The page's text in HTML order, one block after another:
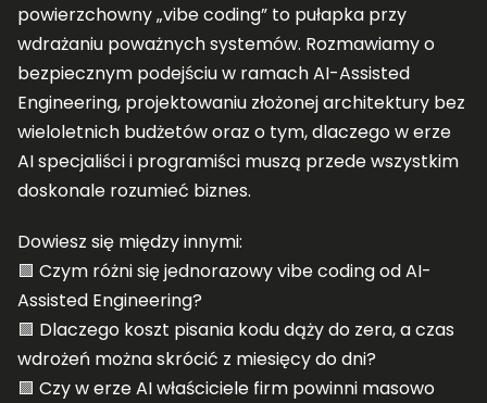
powierzchowny „vibe coding” to pułapka przy
wdrażaniu poważnych systemów. Rozmawiamy o
bezpiecznym podejściu w ramach AI-Assisted
Engineering, projektowaniu złożonej architektury bez
wieloletnich budżetów oraz o tym, dlaczego w erze
AI specjaliści i programiści muszą przede wszystkim
doskonale rozumieć biznes.
Dowiesz się między innymi:
🟪 Czym różni się jednorazowy vibe coding od AI-
Assisted Engineering?
🟪 Dlaczego koszt pisania kodu dąży do zera, a czas
wdrożeń można skrócić z miesięcy do dni?
🟪 Czy w erze AI właściciele firm powinni masowo